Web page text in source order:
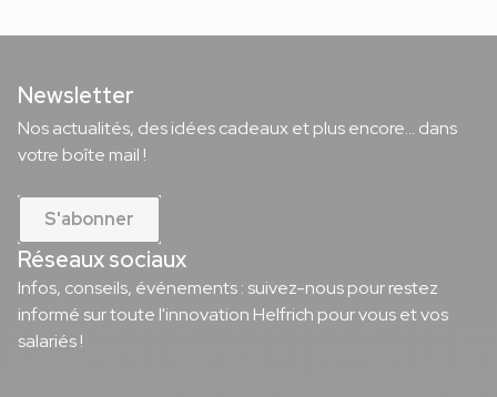
Newsletter
Nos actualités, des idées cadeaux et plus encore... dans
votre boîte mail !
S'abonner
Réseaux sociaux
Infos, conseils, événements : suivez-nous pour restez
informé sur toute l'innovation Helfrich pour vous et vos
salariés !